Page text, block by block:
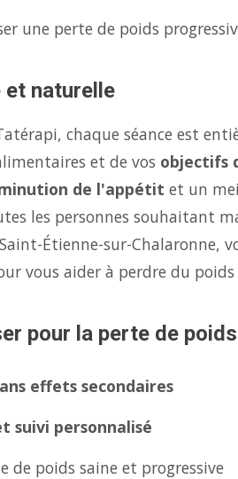
une perte de poids
et naturelle
chaque séance est
et de vos objectifs
de l'appétit et un
les personnes souhaitant
Étienne-sur-Chalaronne,
vous aider à perdre du
pour la perte de
effets secondaires
suivi personnalisé
de poids saine et progressive